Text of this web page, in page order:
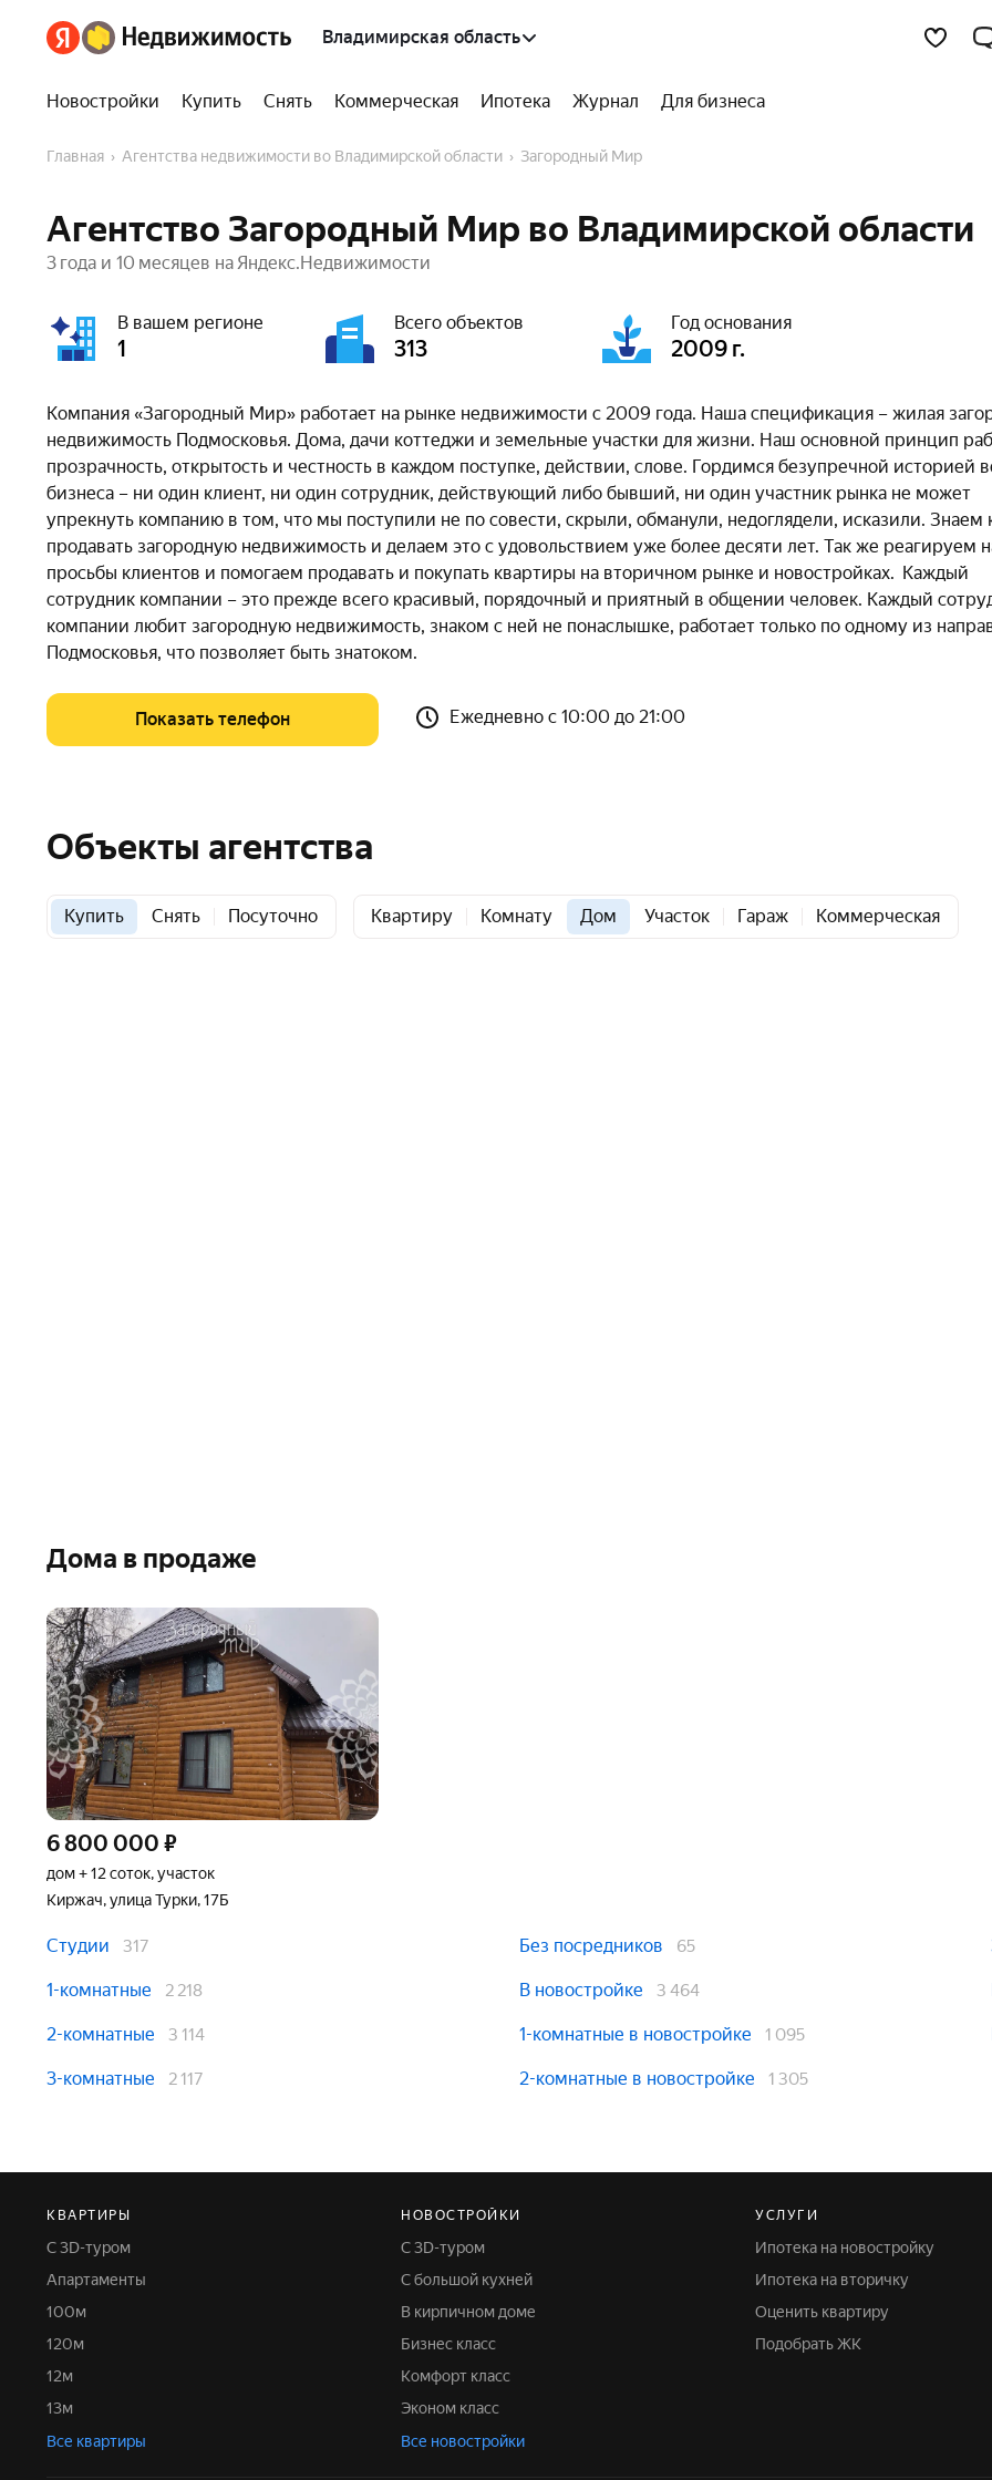
Владимирская область
Новостройки Купить Снять Коммерческая Ипотека Журнал Для бизнеса
Главная Агентства недвижимости во Владимирской области Загородный Мир
Агентство Загородный Мир во Владимирской области
3 года и 10 месяцев на Яндекс.Недвижимости
В вашем регионе
1
Всего объектов
313
Год основания
2009 г.
Компания «Загородный Мир» работает на рынке недвижимости с 2009 года. Наша спецификация – жилая
недвижимость Подмосковья. Дома, дачи коттеджи и земельные участки для жизни. Наш основной принцип
прозрачность, открытость и честность в каждом поступке, действии, слове. Гордимся безупречной историей
бизнеса – ни один клиент, ни один сотрудник, действующий либо бывший, ни один участник рынка не может
упрекнуть компанию в том, что мы поступили не по совести, скрыли, обманули, недоглядели, исказили. Знаем
продавать загородную недвижимость и делаем это с удовольствием уже более десяти лет. Так же реагируем
просьбы клиентов и помогаем продавать и покупать квартиры на вторичном рынке и новостройках. Каждый
сотрудник компании – это прежде всего красивый, порядочный и приятный в общении человек. Каждый
компании любит загородную недвижимость, знаком с ней не понаслышке, работает только по одному из
Подмосковья, что позволяет быть знатоком.
Показать телефон Ежедневно с 10:00 до 21:00
Объекты агентства
Купить Снять Посуточно Квартиру Комнату Дом Участок Гараж Коммерческая
Дома в продаже
6 800 000 ₽
дом + 12 соток, участок
Киржач, улица Турки, 17Б
Студии 317
1-комнатные 2 218
2-комнатные 3 114
3-комнатные 2 117
Без посредников 65
В новостройке 3 464
1-комнатные в новостройке 1 095
2-комнатные в новостройке 1 305
КВАРТИРЫ
С 3D-туром
Апартаменты
100м
120м
12м
13м
Все квартиры
НОВОСТРОЙКИ
С 3D-туром
С большой кухней
В кирпичном доме
Бизнес класс
Комфорт класс
Эконом класс
Все новостройки
УСЛУГИ
Ипотека на новостройку
Ипотека на вторичку
Оценить квартиру
Подобрать ЖК